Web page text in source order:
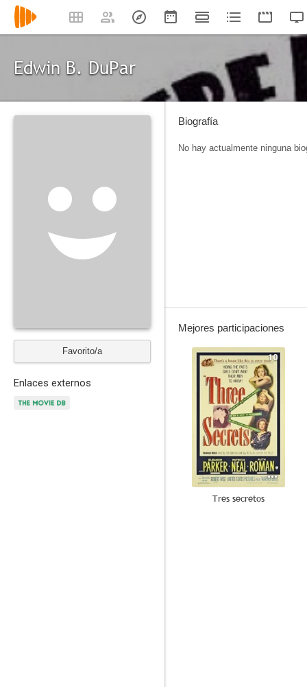
Edwin B. DuPar
Favorito/a
Enlaces externos
Biografía
No hay actualmente ninguna
Mejores participaciones
10
Tres secretos